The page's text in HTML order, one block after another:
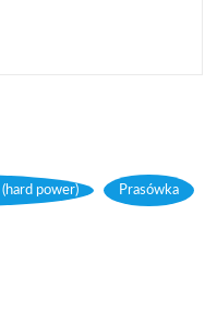
power) , Prasówka